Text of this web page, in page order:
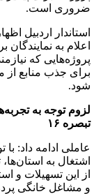
ضروری است.
استاندار اردبیل
اعلام به
شود.
لزوم توجه به
تبصره ۱۶
اشتغال به
از این تسهیلات و
و مشاغل خانگی